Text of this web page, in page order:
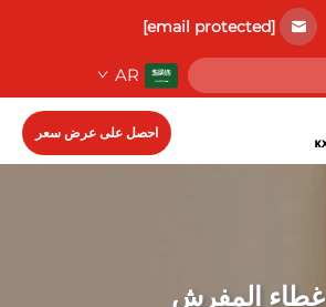
[email protected]
AR
احصل على عرض سعر
غطاء المفرش